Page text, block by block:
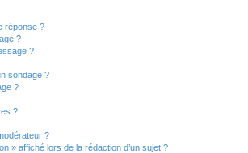
réponse ?
?
?
sondage ?
?
?
?
» affiché lors de la rédaction d’un sujet ?